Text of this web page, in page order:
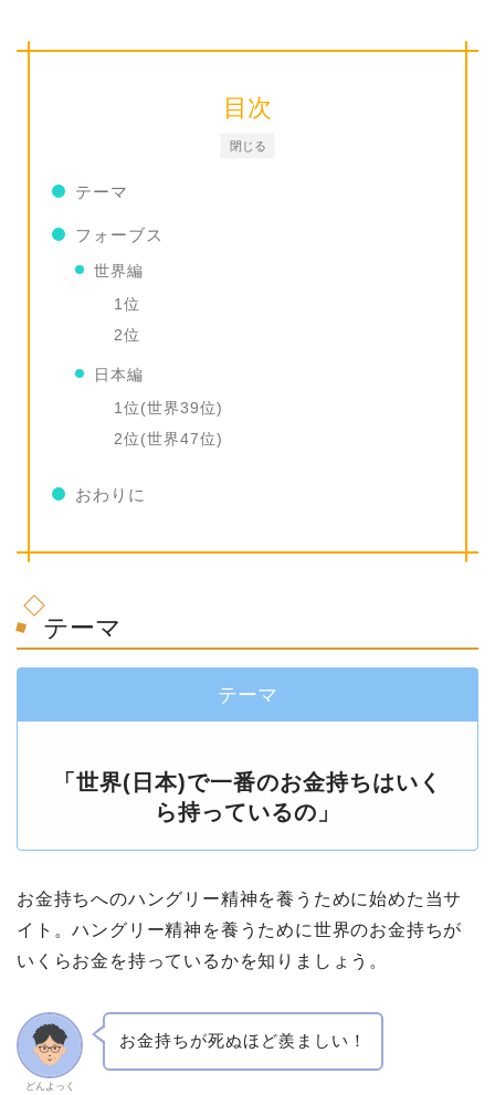
閉じる
目次
テーマ
フォーブス
世界編
1位
2位
日本編
1位(世界39位)
2位(世界47位)
おわりに
テーマ
テーマ
「世界(日本)で一番のお金持ちはいく
ら持っているの」
お金持ちへのハングリー精神を養うために始めた当サ
イト。ハングリー精神を養うために世界のお金持ちが
いくらお金を持っているかを知りましょう。
どんよっく
お金持ちが死ぬほど羨ましい！